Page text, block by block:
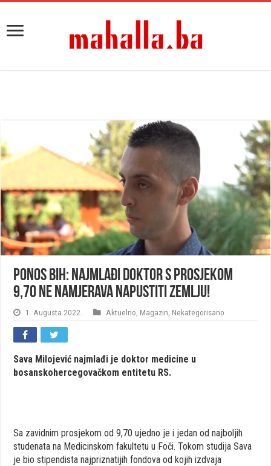
Ponos BiH: Najmlađi doktor s prosjekom
9,70 ne namjerava napustiti zemlju!
1. Augusta 2022. Aktuelno Magazin Nekategorisano
Sava Milojević najmlađi je doktor medicine u
bosanskohercegovačkom entitetu RS.
Sa zavidnim prosjekom od 9,70 ujedno je i jedan od najboljih
studenata na Medicinskom fakultetu u Foči. Tokom studija Sava
je bio stipendista najpriznatijih fondova od kojih izdvaja